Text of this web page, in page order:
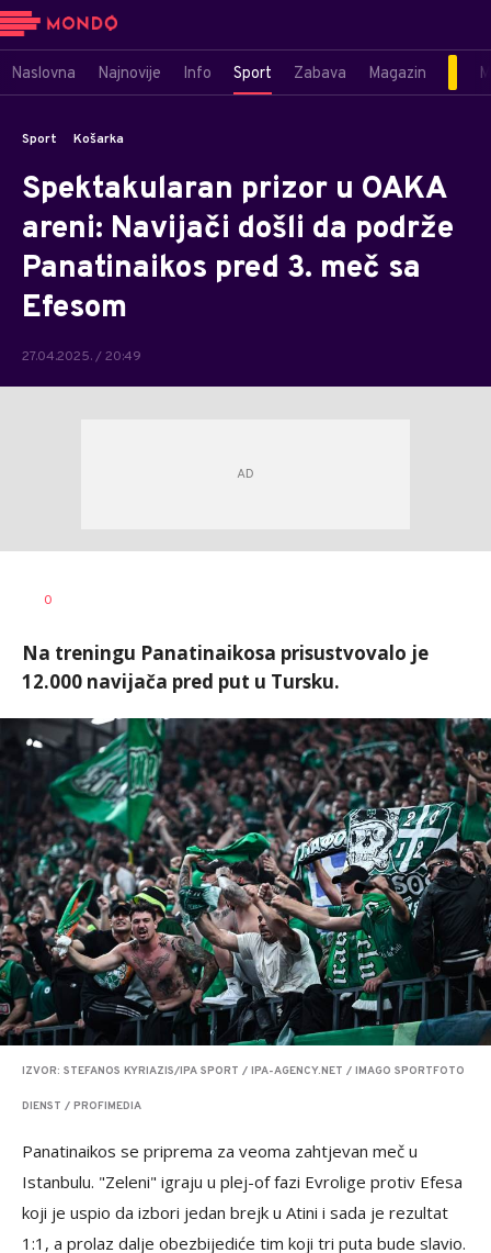
Naslovna Najnovije Info Sport Zabava Magazin
Sport Košarka
Spektakularan prizor u OAKA
areni: Navijači došli da podrže
Panatinaikos pred 3. meč sa
Efesom
27.04.2025. / 20:49
AUTOR
0
Na treningu Panatinaikosa prisustvovalo je
12.000 navijača pred put u Tursku.
IZVOR: STEFANOS KYRIAZIS/IPA SPORT / IPA-AGENCY.NET / IMAGO SPORTFOTO
DIENST / PROFIMEDIA
Panatinaikos se priprema za veoma zahtjevan meč u
Istanbulu. "Zeleni" igraju u plej-of fazi Evrolige protiv Efesa
koji je uspio da izbori jedan brejk u Atini i sada je rezultat
1:1, a prolaz dalje obezbijediće tim koji tri puta bude slavio.